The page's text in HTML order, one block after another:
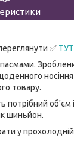
✅ ТУТ
пасмами.
товару.
шиньйон.
у